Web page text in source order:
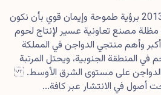
بدأت رحلتنا في أصول عام 2013 برؤية طموحة وإيمان قوي بأن نكون
مظلة مصنع تعاونية عسير لإنتاج لحوم
وأهم منتجي الدواجن في المملكة
في المنطقة الجنوبية، ويحتل المرتبة
الدواجن على مستوى الشرق الأوسط.
أصول في الانتشار عبر كافة...